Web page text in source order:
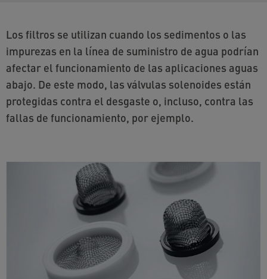
Los filtros se utilizan cuando los sedimentos o las
impurezas en la línea de suministro de agua podrían
afectar el funcionamiento de las aplicaciones aguas
abajo. De este modo, las válvulas solenoides están
protegidas contra el desgaste o, incluso, contra las
fallas de funcionamiento, por ejemplo.